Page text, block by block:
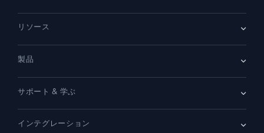
採用情報
リーダーシップ
ニュースルーム
お問い合わせ
リソース
顧客事例
デモ
製品
SIEM
セキュリティ用ログ
監視とトラブルシューティング
サポート & 学ぶ
コミュニティ
インテグレーション